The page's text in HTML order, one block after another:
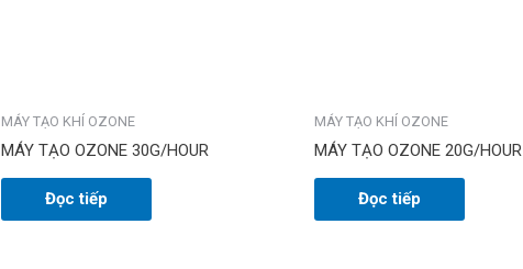
MÁY TẠO KHÍ OZONE
MÁY TẠO OZONE 30G/HOUR
Đọc tiếp
MÁY TẠO KHÍ OZONE
MÁY TẠO OZONE 20G/HOUR
Đọc tiếp